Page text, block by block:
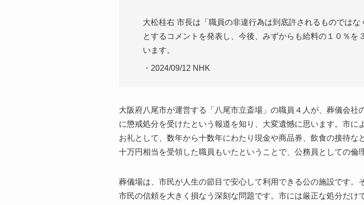
大松桂右 市長は「職員の非違行為は到底許されるものではな
とするコメントを発表し、今後、みずからも給料の１０％を
います。
・2024/09/12 NHK
大阪府八尾市が運営する「八尾市立斎場」の職員４人が、葬儀会社
に懲戒処分を受けたという報道を知り、大変遺憾に思います。市
お礼として、数年から十数年にわたり現金や商品券、飲食の接待
十万円相当を受領した職員もいたということで、公務員としての倫
葬儀場は、市民が人生の節目で安心して利用できる公の施設です。
市民の信頼を大きく損なう深刻な問題です。市には厳正な処分だ